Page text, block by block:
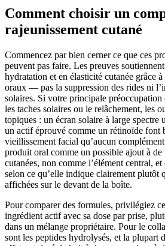
Comment choisir un
rajeunissement cutané
Commencez par bien cerner ce que ces
peuvent pas faire. Les preuves
hydratation et en élasticité cutanée grâce
oraux — pas la suppression des rides ni
solaires. Si votre principale préoccupation
les taches solaires ou le relâchement, les
topiques : un écran solaire à large spectre
un actif éprouvé comme un rétinoïde font
vieillissement facial qu’aucun
produit oral comme un possible ajout à de
cutanées, non comme l’élément central,
selon ce qu’elle indique clairement plutôt
affichées sur le devant de la boîte.
Pour comparer des formules, privilégiez
ingrédient actif avec sa dose par prise,
dans un mélange propriétaire. Pour le
sont les peptides hydrolysés, et la plupart